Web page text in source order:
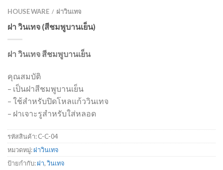
HOUSE WARE / ฝาวินเทจ
ฝา วินเทจ (สีชมพูบานเย็น)
ฝา วินเทจ สีชมพูบานเย็น
คุณสมบัติ
– เป็นฝาสีชมพูบานเย็น
– ใช้สำหรับปิดโหลแก้ววินเทจ
– ฝาเจาะรูสำหรับใส่หลอด
รหัสสินค้า:C-C-04
หมวดหมู่:ฝาวินเทจ
ป้ายกำกับ:ฝา,วินเทจ